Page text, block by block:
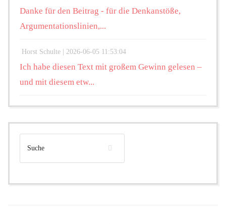
Danke für den Beitrag - für die Denkanstöße,
Argumentationslinien,...
Horst Schulte | 2026-06-05 11:53:04
Ich habe diesen Text mit großem Gewinn gelesen –
und mit diesem etw...